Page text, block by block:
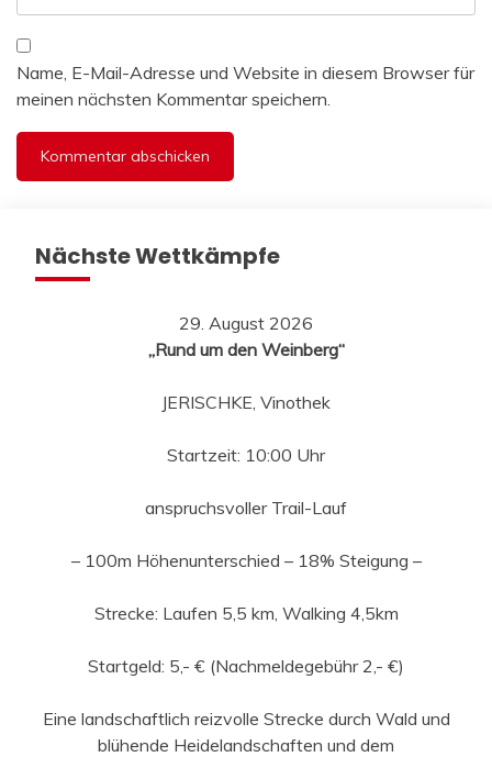
Name, E-Mail-Adresse und Website in diesem Browser für
meinen nächsten Kommentar speichern.
Nächste Wettkämpfe
29. August 2026
„Rund um den Weinberg“
JERISCHKE, Vinothek
Startzeit: 10:00 Uhr
anspruchsvoller Trail-Lauf
– 100m Höhenunterschied – 18% Steigung –
Strecke: Laufen 5,5 km, Walking 4,5km
Startgeld: 5,- € (Nachmeldegebühr 2,- €)
Eine landschaftlich reizvolle Strecke durch Wald und
blühende Heidelandschaften und dem